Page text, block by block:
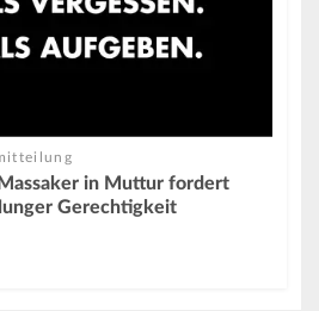
in Muttur fordert
Gerechtigkeit